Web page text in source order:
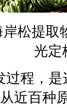
提取
光定
程，是
近百种